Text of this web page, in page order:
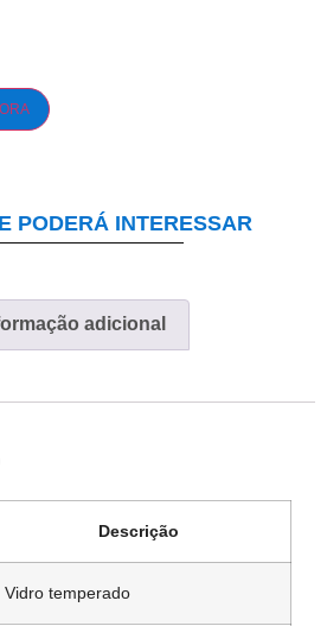
PODERÁ INTERESSAR
adicional
Descrição
Vidro temperado